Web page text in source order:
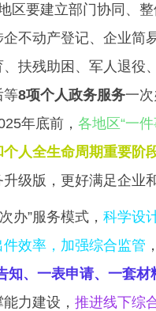
区要建立部门协同、
不动产登记、企业简
扶残助困、军人退役
等8项个人政务服务一次
年底前， 各地区“一
个人全生命周期重要阶
升级版，更好满足企业
办”服务模式， 科学设
效率，加强综合监管 ，
知、一表申请、一套
力建设， 推进线下综